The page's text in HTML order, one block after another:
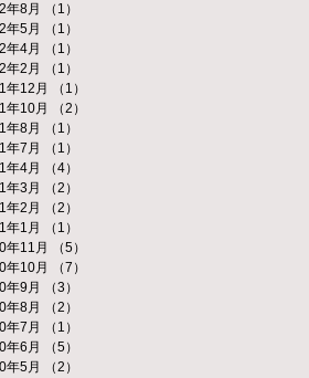
年8月
（1）
年5月
（1）
年4月
（1）
年2月
（1）
年12月
（1）
年10月
（2）
年8月
（1）
年7月
（1）
年4月
（4）
年3月
（2）
年2月
（2）
年1月
（1）
年11月
（5）
年10月
（7）
年9月
（3）
年8月
（2）
年7月
（1）
年6月
（5）
年5月
（2）